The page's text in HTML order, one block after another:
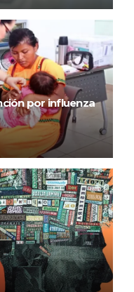
por influenza